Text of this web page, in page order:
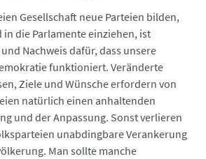
Gesellschaft neue Parteien bilden,
die Parlamente einziehen, ist
Nachweis dafür, dass unsere
funktioniert. Veränderte
Ziele und Wünsche erfordern von
natürlich einen anhaltenden
und der Anpassung. Sonst verlieren
unabdingbare Verankerung
Man sollte manche